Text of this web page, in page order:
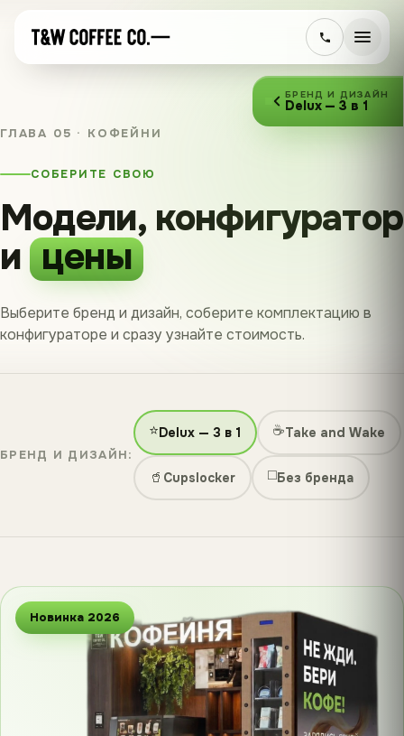
ГЛАВА 05 · КОФЕЙНИ
СОБЕРИТЕ СВОЮ
Модели, конфигуратор
и цены
Выберите бренд и дизайн, соберите комплектацию в
конфигураторе и сразу узнайте стоимость.
БРЕНД И ДИЗАЙН:
⭐Delux — 3 в 1 ☕Take and Wake
🥤 Cupslocker ◻️Без бренда
БРЕНД И ДИЗАЙН
Delux — 3 в 1
Новинка 2026